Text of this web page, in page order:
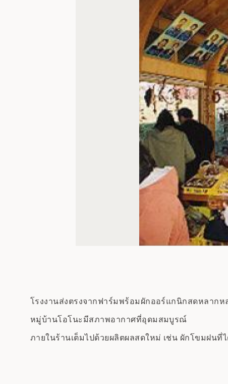
โรงงานส่งตรงจากฟาร์มพร้อมผักออร์แกนิกสดหลาก
หมู่บ้านโอโนะมีสภาพอากาศที่อุดมสมบูรณ์
ภายในร้านเต็มไปด้วยผลิตผลสดใหม่ เช่น ผักโขมฝนที่